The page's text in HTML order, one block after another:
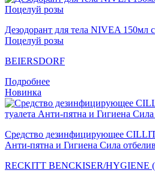
Дезодорант для тела NIVEA 150мл
Поцелуй розы
BEIERSDORF
Подробнее
Новинка
Средство дезинфицирующее CILLIT
Анти-пятна и Гигиена Сила
RECKITT BENCKISER/HYGIENE